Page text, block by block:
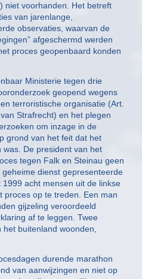
niet voorhanden. Het betreft
van jarenlange,
observaties, waarvan de
afgeschermd werden
proces geopenbaard konden
Ministerie tegen drie
geopend wegens
terroristische organisatie (Art.
Strafrecht) en het plegen
om inzage in de
grond van het feit dat het
De president van het
tegen Falk en Steinau geen
dienst gepresenteerde
acht mensen uit de linkse
proces op te treden. Een man
gijzeling veroordeeld
af te leggen. Twee
buitenland woonden,
durende marathon
van aanwijzingen en niet op